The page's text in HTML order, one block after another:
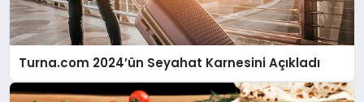
Turna.com 2024’ün Seyahat Karnesini Açıkladı